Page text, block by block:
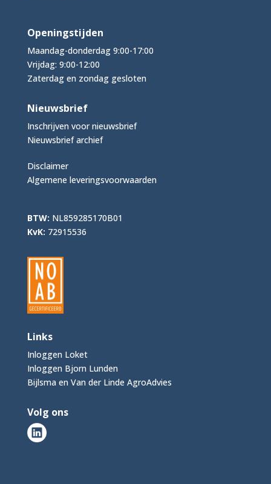
Openingstijden
Maandag-donderdag 9:00-17:00
Vrijdag: 9:00-12:00
Zaterdag en zondag gesloten
Nieuwsbrief
Inschrijven voor nieuwsbrief
Nieuwsbrief archief
Disclaimer
Algemene leveringsvoorwaarden
BTW: NL859285170B01
KvK: 72915536
Links
Inloggen Loket
Inloggen Bjorn Lunden
Bijlsma en Van der Linde AgroAdvies
Volg ons